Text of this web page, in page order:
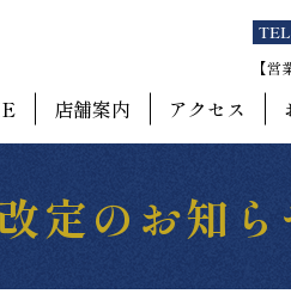
TEL
【
店舗案内 アクセス
定のお知ら